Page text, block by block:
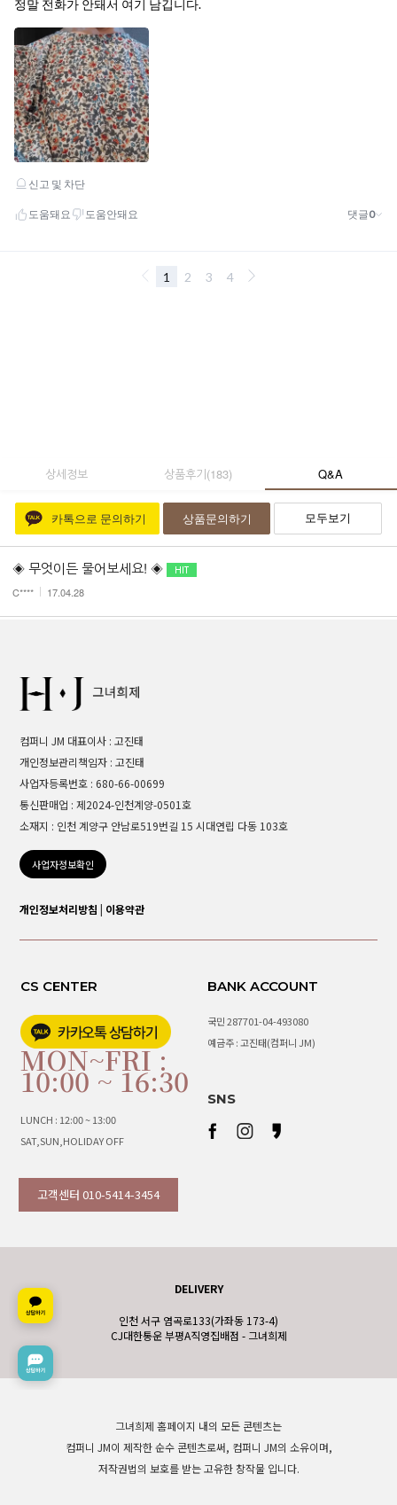
상세정보 상품후기(183) Q&A
카톡으로 문의하기 상품문의하기 모두보기
◈ 무엇이든 물어보세요! ◈
C**** 17.04.28
컴퍼니 JM 대표이사 : 고진태
개인정보관리책임자 : 고진태
사업자등록번호 : 680-66-00699
통신판매업 : 제2024-인천계양-0501호
소재지 : 인천 계양구 안남로519번길 15 시대연립 다동 103호
사업자정보확인
개인정보처리방침 | 이용약관
CS CENTER
MON~FRI :
10:00 ~ 16:30
LUNCH : 12:00 ~ 13:00
SAT,SUN,HOLIDAY OFF
고객센터 010-5414-3454
BANK ACCOUNT
국민 287701-04-493080
예금주 : 고진태(컴퍼니 JM)
SNS
DELIVERY
인천 서구 염곡로133(가좌동 173-4)
CJ대한통운 부평A직영집배점 - 그녀희제
그녀희제 홈페이지 내의 모든 콘텐츠는
컴퍼니 JM이 제작한 순수 콘텐츠로써, 컴퍼니 JM의 소유이며,
저작권법의 보호를 받는 고유한 창작물 입니다.